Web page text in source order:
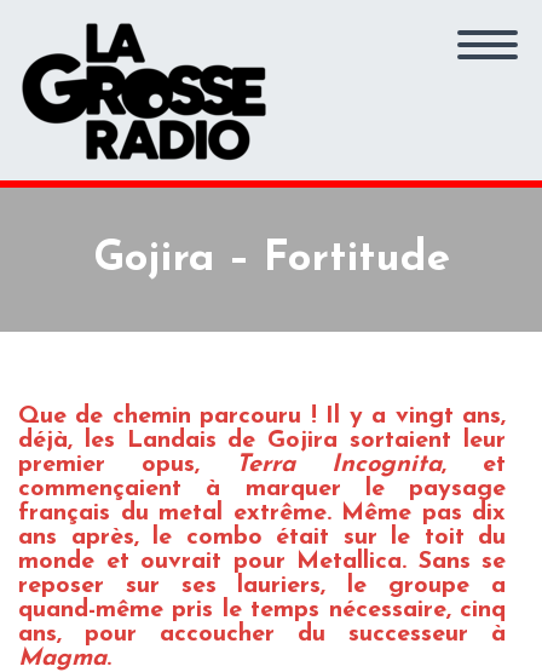
Gojira – Fortitude
Que de chemin parcouru ! Il y a vingt ans,
déjà, les Landais de Gojira sortaient leur
premier opus,
Terra Incognita, et
commençaient à marquer le paysage
français du metal extrême. Même pas dix
ans après, le combo était sur le toit du
monde et ouvrait pour Metallica. Sans se
reposer sur ses lauriers, le groupe a
quand-même pris le temps nécessaire, cinq
ans, pour accoucher du successeur à
Magma.